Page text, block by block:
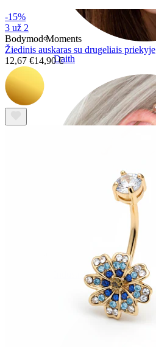
Daith
Industrial
-15%
3 už 2
Bodymod Moments
Žiedinis auskaras su drugeliais priekyje
12,67 €14,90 €